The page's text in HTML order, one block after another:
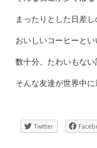
まったりとした日差し
おいしいコーヒーとい
数十分、たわいもない
そんな友達が世界中に
Twitter